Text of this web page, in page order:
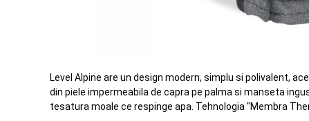
Level Alpine are un design modern, simplu si polivalent,
din piele impermeabila de capra pe palma si manseta
tesatura moale ce respinge apa. Tehnologia "Membra